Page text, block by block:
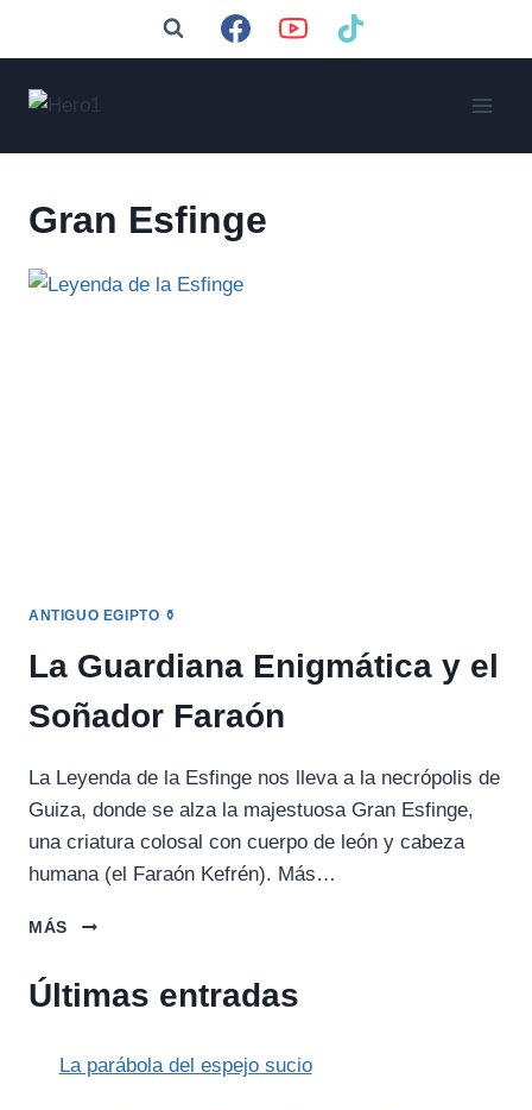
Gran Esfinge
ANTIGUO EGIPTO ⚱️
La Guardiana Enigmática y el
Soñador Faraón
La Leyenda de la Esfinge nos lleva a la necrópolis de
Guiza, donde se alza la majestuosa Gran Esfinge,
una criatura colosal con cuerpo de león y cabeza
humana (el Faraón Kefrén). Más…
MÁS
LA
Y
FARAÓN
Últimas entradas
La parábola del espejo sucio